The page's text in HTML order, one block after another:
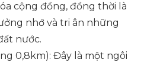
cộng đồng, đồng thời là
nhớ và tri ân những
nước.
0,8km): Đây là một ngôi